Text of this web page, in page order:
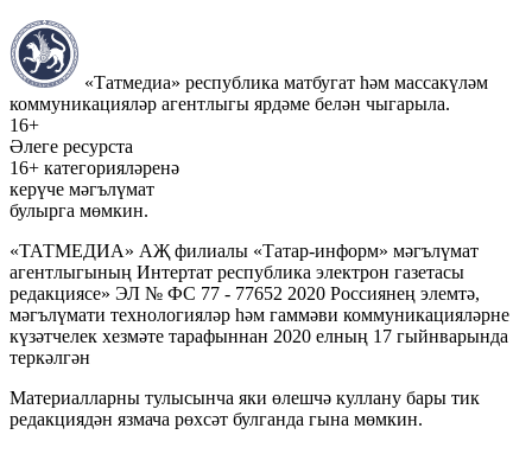
«Татмедиа» республика матбугат һәм массакүләм
коммуникацияләр агентлыгы ярдәме белән чыгарыла.
16+
Әлеге ресурста
16+ категорияләренә
керүче мәгълүмат
булырга мөмкин.
«ТАТМЕДИА» АҖ филиалы «Татар-информ» мәгълүмат
агентлыгының Интертат республика электрон газетасы
редакциясе» ЭЛ № ФС 77 - 77652 2020 Россиянең элемтә,
мәгълүмати технологияләр һәм гаммәви коммуникацияләрне
күзәтчелек хезмәте тарафыннан 2020 елның 17 гыйнварында
теркәлгән
Материалларны тулысынча яки өлешчә куллану бары тик
редакциядән язмача рөхсәт булганда гына мөмкин.